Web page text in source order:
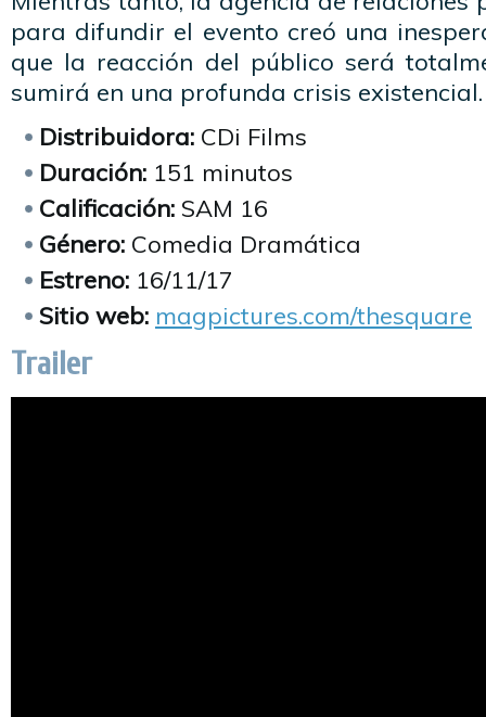
para difundir el evento creó una
que la reacción del público será
sumirá en una profunda crisis existencial.
Distribuidora: CDi Films
Duración: 151 minutos
Calificación: SAM 16
Género: Comedia Dramática
Estreno: 16/11/17
Sitio web: magpictures.com/thesquare
Trailer